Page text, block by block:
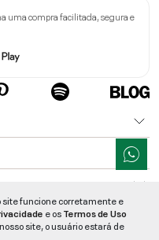
uma compra facilitada, segura e
site funcione corretamente e
e osTermos de Uso
site, o usuário estará de